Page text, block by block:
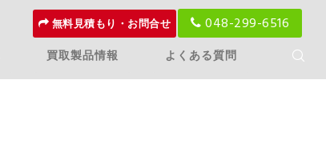
無料見積もり・お問合せ 048-299-6516
買取製品情報 よくある質問